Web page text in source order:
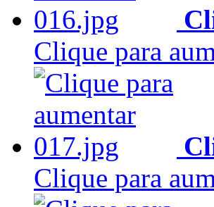
Clique para
Clique para